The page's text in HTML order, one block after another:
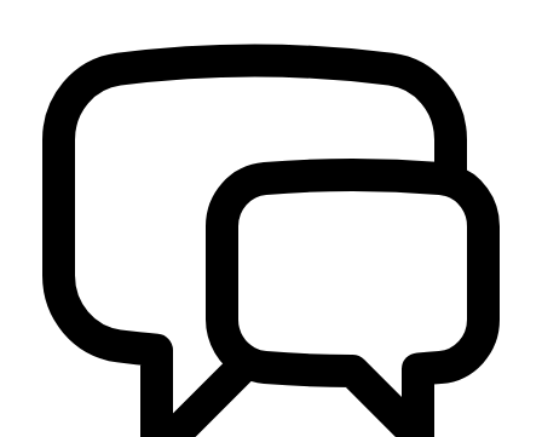
04 April 2020
Penetapan Pengurus Forum Kesehatan Desa (FKD) Desa Kertayasa
25 Mei 2022
PAGELARAN WAYANG GOLEK KI DALANG ADITIA
NUGRAHA DI DESA KERTAYASA
17 Agustus 2024